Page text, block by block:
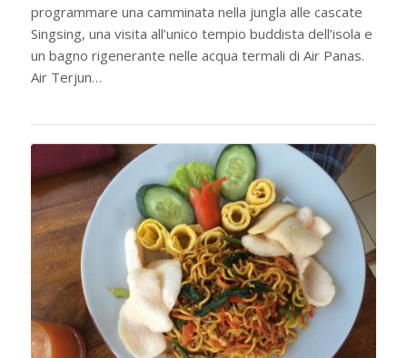
programmare una camminata nella jungla alle cascate
Singsing, una visita all’unico tempio buddista dell’isola e
un bagno rigenerante nelle acqua termali di Air Panas.
Air Terjun…